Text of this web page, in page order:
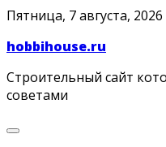
Skip
content
Пятница, 7 августа, 2026
hobbihouse.ru
Строительный сайт
советами